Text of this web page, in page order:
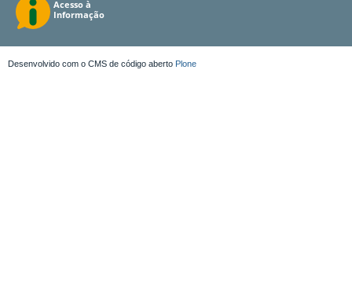
Desenvolvido com o CMS de código aberto Plone